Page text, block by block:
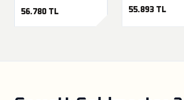
56.780 TL 55.893 TL